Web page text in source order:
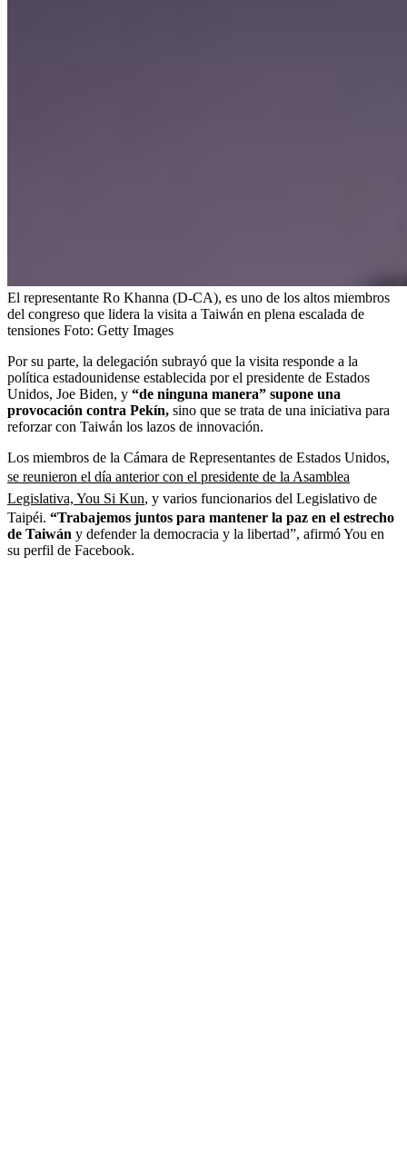
El representante Ro Khanna (D-CA), es uno de los altos miembros
del congreso que lidera la visita a Taiwán en plena escalada de
tensiones Foto: Getty Images
Por su parte, la delegación subrayó que la visita responde a la
política estadounidense establecida por el presidente de Estados
Unidos, Joe Biden, y “de ninguna manera” supone una
provocación contra Pekín, sino que se trata de una iniciativa para
reforzar con Taiwán los lazos de innovación.
Los miembros de la Cámara de Representantes de Estados Unidos,
se reunieron el día anterior con el presidente de la Asamblea
Legislativa, You Si Kun, y varios funcionarios del Legislativo de
Taipéi. “Trabajemos juntos para mantener la paz en el estrecho
de Taiwán y defender la democracia y la libertad”, afirmó You en
su perfil de Facebook.